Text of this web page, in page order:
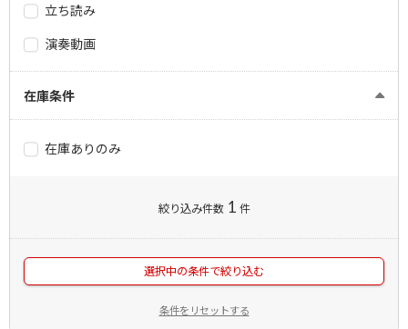
立ち読み
演奏動画
在庫条件
在庫ありのみ
絞り込み件数 1 件
選択中の条件で絞り込む
条件をリセットする